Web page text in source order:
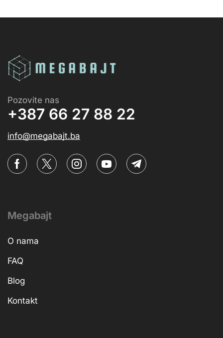
Pozovite nas
+387 66 27 88 22
info@megabajt.ba
Megabajt
O nama
FAQ
Blog
Kontakt